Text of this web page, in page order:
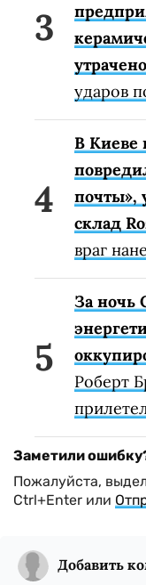
утрачено
ударов
В Киеве
почты»,
склад
враг
За ночь
Роберт
Заметили
Пожалуйста,
Ctrl+Enter или
Добавить